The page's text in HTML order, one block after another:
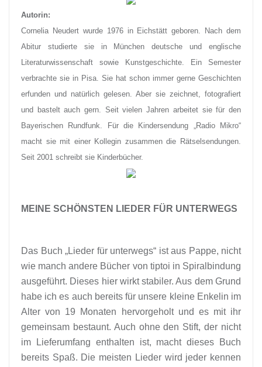
Autorin:
Cornelia Neudert wurde 1976 in Eichstätt geboren. Nach dem
Abitur studierte sie in München deutsche und englische
Literaturwissenschaft sowie Kunstgeschichte. Ein Semester
verbrachte sie in Pisa. Sie hat schon immer gerne Geschichten
erfunden und natürlich gelesen. Aber sie zeichnet, fotografiert
und bastelt auch gern. Seit vielen Jahren arbeitet sie für den
Bayerischen Rundfunk. Für die Kindersendung „Radio Mikro“
macht sie mit einer Kollegin zusammen die Rätselsendungen.
Seit 2001 schreibt sie Kinderbücher.
MEINE SCHÖNSTEN LIEDER FÜR UNTERWEGS
Das Buch „Lieder für unterwegs“ ist aus Pappe, nicht
wie manch andere Bücher von tiptoi in Spiralbindung
ausgeführt. Dieses hier wirkt stabiler. Aus dem Grund
habe ich es auch bereits für unsere kleine Enkelin im
Alter von 19 Monaten hervorgeholt und es mit ihr
gemeinsam bestaunt. Auch ohne den Stift, der nicht
im Lieferumfang enthalten ist, macht dieses Buch
bereits Spaß. Die meisten Lieder wird jeder kennen